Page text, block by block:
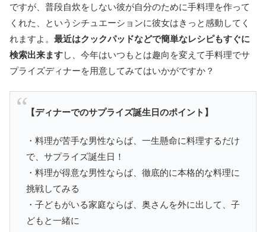
ですが、普段自炊をしない彼が自分のために手料理を作って
くれた、というシチュエーションに彼女はきっと感動してく
れますよ。 最近はクックパッドなどで簡単なレシピもすぐに
検索出来ますし、今年はいつもとは趣向を変えて手料理でサ
プライズディナーを用意してみてはいかがですか？
【ディナーでのサプライズ誕生日のポイント】
・料理が苦手な男性ならば、一生懸命に料理するだけ
で、サプライズ誕生日！
・料理が得意な男性ならば、徹底的に本格的な料理に
挑戦してみる
・子どもがいる家庭ならば、奥さんを外に出して、子
どもと一緒に